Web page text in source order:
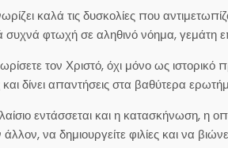
καλά τις δυσκολίες που
συχνά φτωχή σε αληθινό νόημα, γεμάτη
τον Χριστό, όχι μόνο ως
δίνει απαντήσεις στα βαθύτερα
εντάσσεται και η κατασκήνωση, η
να δημιουργείτε φιλίες και να